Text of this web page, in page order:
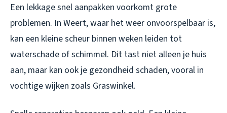
Een lekkage snel aanpakken voorkomt grote
problemen. In Weert, waar het weer onvoorspelbaar is,
kan een kleine scheur binnen weken leiden tot
waterschade of schimmel. Dit tast niet alleen je huis
aan, maar kan ook je gezondheid schaden, vooral in
vochtige wijken zoals Graswinkel.